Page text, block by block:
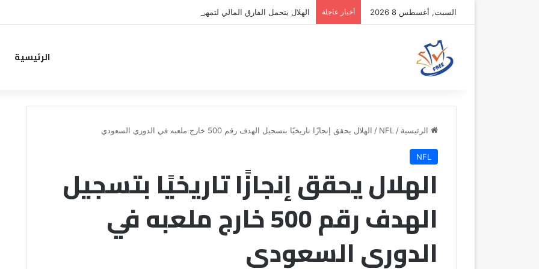
السبت, أغسطس 8 2026 أخبار عاجلة الهلال يتحمل الفارق المالي لتمهيد انتقال داروين نونيز إلى الدوري التركي
الرئيسية
الرئيسية /
NFL
/ الهلال يحقق إنجازًا تاريخيًا بتسجيل الهدف رقم 500 خارج ملعبه في الدوري السعودي
NFL
الهلال يحقق إنجازًا تاريخيًا بتسجيل
الهدف رقم 500 خارج ملعبه في
الدوري السعودي